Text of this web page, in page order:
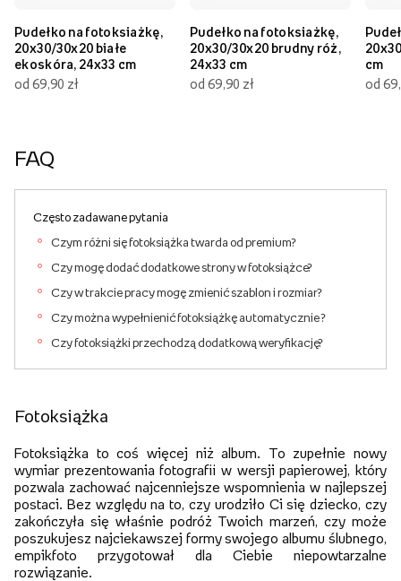
Pudełko na fotoksiażkę,
20x30/30x20 białe
ekoskóra, 24x33 cm
od 69,90 zł
Pudełko na fotoksiażkę,
20x30/30x20 brudny róż,
24x33 cm
od 69,90 zł
cm
od
FAQ
Często zadawane pytania
Czym różni się fotoksiążka twarda od premium?
Czy mogę dodać dodatkowe strony w fotoksiążce?
Czy w trakcie pracy mogę zmienić szablon i rozmiar?
Czy można wypełnienić fotoksiążkę automatycznie ?
Czy fotoksiążki przechodzą dodatkową weryfikację?
Fotoksiążka
Fotoksiążka to coś więcej niż album. To zupełnie nowy
wymiar prezentowania fotografii w wersji papierowej, który
pozwala zachować najcenniejsze wspomnienia w najlepszej
postaci. Bez względu na to, czy urodziło Ci się dziecko, czy
zakończyła się właśnie podróż Twoich marzeń, czy może
poszukujesz najciekawszej formy swojego albumu ślubnego,
empikfoto przygotował dla Ciebie niepowtarzalne
rozwiązanie.